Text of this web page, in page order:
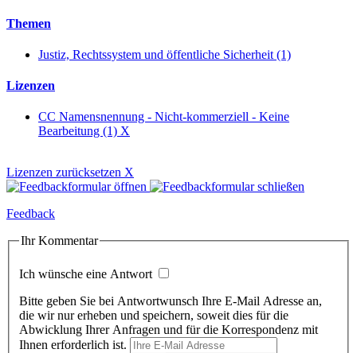
Themen
Justiz, Rechtssystem und öffentliche Sicherheit (1)
Lizenzen
CC Namensnennung - Nicht-kommerziell - Keine
Bearbeitung (1) X
Lizenzen zurücksetzen X
Feedback
Ihr Kommentar
Ich wünsche eine Antwort
Bitte geben Sie bei Antwortwunsch Ihre E-Mail Adresse an,
die wir nur erheben und speichern, soweit dies für die
Abwicklung Ihrer Anfragen und für die Korrespondenz mit
Ihnen erforderlich ist.